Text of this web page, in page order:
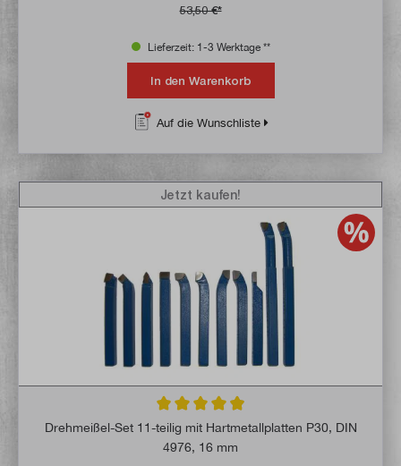
53,50 €*
Lieferzeit: 1-3 Werktage **
In den Warenkorb
Auf die Wunschliste
Durchschnittliche Bewertung von 4.9 von
Drehmeißel-Set 11-teilig mit Hartmetallplatten P30, DIN
4976, 16 mm
Jetzt kaufen!